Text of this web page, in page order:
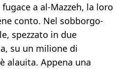
a al-Mazzeh, la loro
conto. Nel sobborgo-
spezzato in due
su un milione di
alauita. Appena una